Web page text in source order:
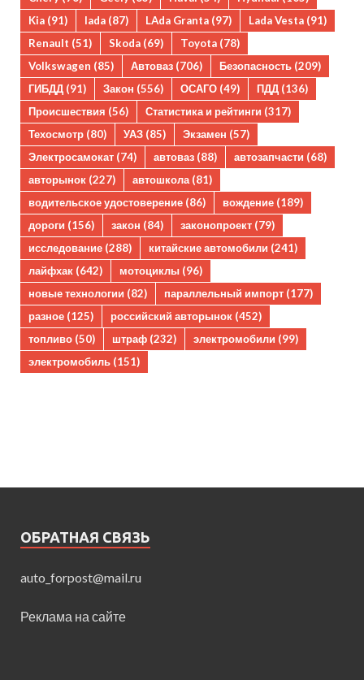
Kia (91) lada (87) LAda Granta (97) Lada Vesta (91)
Renault (51) Skoda (69) Toyota (78)
Volkswagen (85) Автоваз (706) Безопасность (209)
ГИБДД (91) Закон (556) ОСАГО (49) ПДД (136)
Происшествия (56) Статистика и рейтинги (317)
Техосмотр (80) УАЗ (85) Экзамен (57)
Электросамокат (74) автоваз (88) автозапчасти (68)
авторынок (227) автошкола (81)
водительское удостоверение (86) вождение (189)
дороги (156) закон (84) законопроект (79)
исследование (288) китайские автомобили (241)
лайфхак (642) мотоциклы (96)
новые технологии (82) параллельный импорт (177)
разное (125) российский авторынок (452)
топливо (50) штраф (232) электромобили (99)
электромобиль (151)
ОБРАТНАЯ СВЯЗЬ
auto_forpost@mail.ru
Реклама на сайте